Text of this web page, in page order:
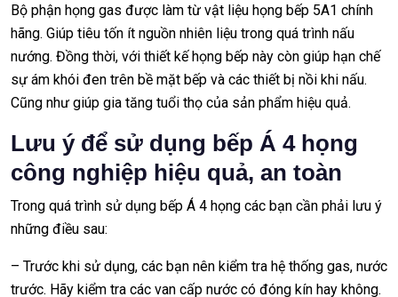
Bộ phận họng gas được làm từ vật liệu họng bếp 5A1 chính
hãng. Giúp tiêu tốn ít nguồn nhiên liệu trong quá trình nấu
nướng. Đồng thời, với thiết kế họng bếp này còn giúp hạn chế
sự ám khói đen trên bề mặt bếp và các thiết bị nồi khi nấu.
Cũng như giúp gia tăng tuổi thọ của sản phẩm hiệu quả.
Lưu ý để sử dụng bếp Á 4 họng
công nghiệp hiệu quả, an toàn
Trong quá trình sử dụng bếp Á 4 họng các bạn cần phải lưu ý
những điều sau:
– Trước khi sử dụng, các bạn nên kiểm tra hệ thống gas, nước
trước. Hãy kiểm tra các van cấp nước có đóng kín hay không.